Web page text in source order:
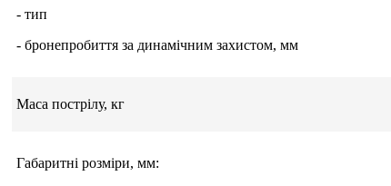
- тип
- бронепробиття за динамічним захистом, мм
Маса пострілу, кг
Габаритні розміри, мм: